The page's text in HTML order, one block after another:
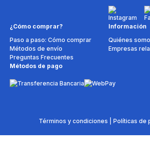
¿Cómo comprar?
Paso a paso: Cómo comprar
Métodos de envío
Preguntas Frecuentes
Información
Quiénes
Empresas
Métodos de pago
Términos y condiciones | Políticas de